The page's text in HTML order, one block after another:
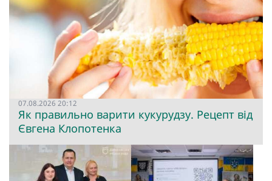
07.08.2026 20:12
Як правильно варити кукурудзу. Рецепт від
Євгена Клопотенка